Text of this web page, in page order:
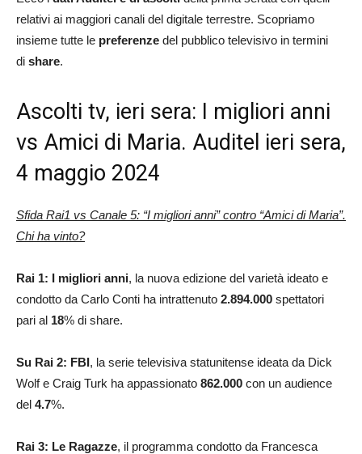
relativi ai maggiori canali del digitale terrestre. Scopriamo
insieme tutte le preferenze del pubblico televisivo in termini
di share.
Ascolti tv, ieri sera: I migliori anni
vs Amici di Maria. Auditel ieri sera,
4 maggio 2024
Sfida Rai1 vs Canale 5: “I migliori anni” contro “Amici di Maria”.
Chi ha vinto?
Rai 1: I migliori anni, la nuova edizione del varietà ideato e
condotto da Carlo Conti ha intrattenuto 2.894.000 spettatori
pari al 18% di share.
Su Rai 2: FBI, la serie televisiva statunitense ideata da Dick
Wolf e Craig Turk ha appassionato 862.000 con un audience
del 4.7%.
Rai 3: Le Ragazze, il programma condotto da Francesca